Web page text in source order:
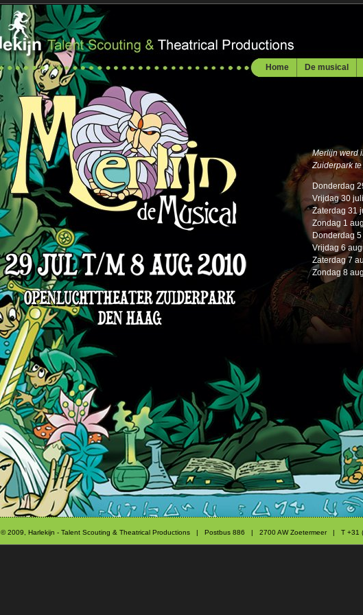
Home De musical
Merlijn werd
Zuiderpark
Donderdag
Vrijdag 30
Zaterdag 31
Zondag 1
Donderdag
Vrijdag 6
Zaterdag 7
Zondag 8
© 2009, Harlekijn - Talent Scouting & Theatrical Productions | Postbus 886 | 2700 AW Zoetermeer | T